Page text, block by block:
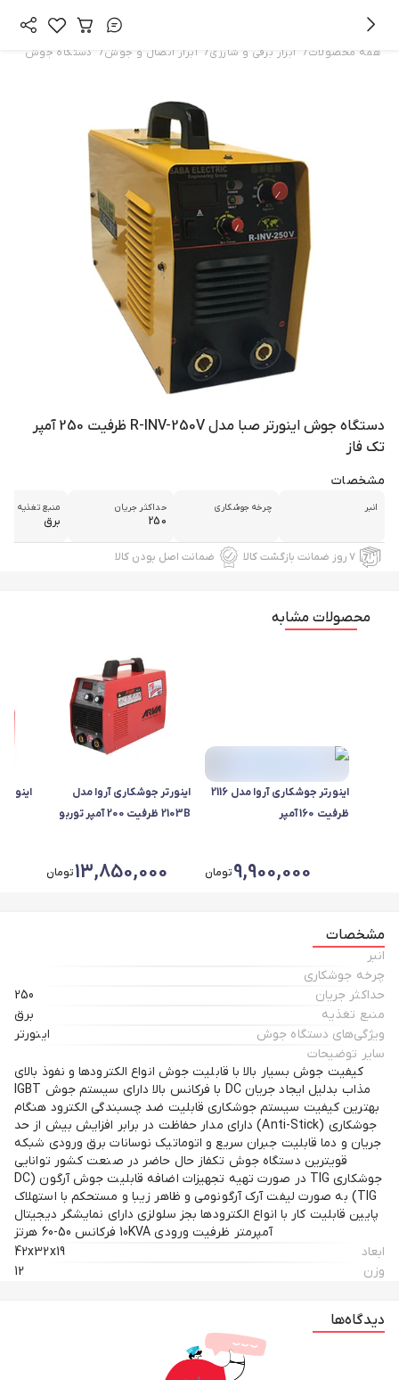
همه محصولات/ ابزار برقی و شارژی/ ابزار اتصال و جوش/ دستگاه جوش
دستگاه جوش اینورتر صبا مدل R-INV-250V ظرفیت 250 آمپر
تک فاز
مشخصات
انبر چرخه جوشکاری حداکثر جریان
250
منبع تغذیه
برق
۷ روز ضمانت بازگشت کالا ضمانت اصل بودن کالا
محصولات مشابه
اینورتر جوشکاری آروا مدل 2116
ظرفیت 160 آمپر
9,900,000تومان
اینورتر جوشکاری آروا مدل
2103B ظرفیت 200 آمپر توربو
13,850,000تومان
مشخصات
انبر
چرخه جوشکاری
حداکثر جریان
250
منبع تغذیه
برق
ویژگی‌های دستگاه جوش
اینورتر
سایر توضیحات
کیفیت جوش بسیار بالا با قابلیت جوش انواع الکترود‌ها و نفوذ بالای
مذاب بدلیل ایجاد جریان DC با فرکانس بالا دارای سیستم جوش IGBT
بهترین کیفیت سیستم جوشکاری قابلیت ضد چسبندگی الکترود هنگام
جوشکاری (Anti-Stick) دارای مدار حفاظت در برابر افزایش بیش از حد
جریان و دما قابلیت جبران سریع و اتوماتیک نوسانات برق ورودی شبکه
قویترین دستگاه جوش تکفاز حال حاضر در صنعت کشور توانایی
جوشکاری TIG در صورت تهیه تجهیزات اضافه قابلیت جوش آرگون (DC
TIG) به صورت لیفت آرک آرگونومی و ظاهر زیبا و مستحکم با استهلاک
پایین قابلیت کار با انواع الکترودها بجز سلولزی دارای نمایشگر دیجیتال
آمپرمتر ظرفیت ورودی 10KVA فرکانس 50-60 هرتز
ابعاد
42x32x19
وزن
12
دیدگاه‌ها